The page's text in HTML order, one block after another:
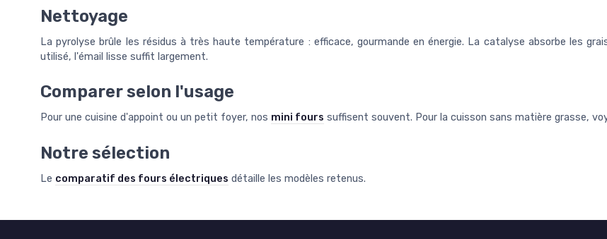
Nettoyage
La pyrolyse brûle les résidus à très haute température : efficace, gourmande en énergie. La catalyse absorbe les
utilisé, l'émail lisse suffit largement.
Comparer selon l'usage
Pour une cuisine d'appoint ou un petit foyer, nos mini fours suffisent souvent. Pour la cuisson sans matière grasse,
Notre sélection
Le comparatif des fours électriques détaille les modèles retenus.